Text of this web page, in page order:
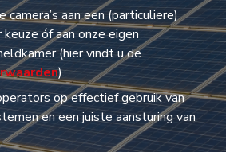
aan een (particuliere)
óf aan onze eigen
(hier vindt u de
).
op effectief gebruik van
en een juiste aansturing van